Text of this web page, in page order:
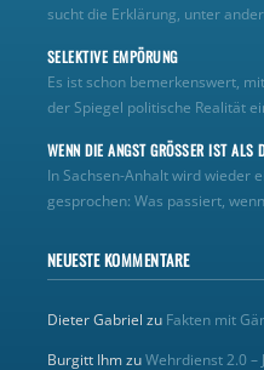
sucht die Erklärung, unter
SELEKTIVE EMPÖRUNG
Es ist schon bemerkenswert,
der Spiegel politische Realität
WENN DIE ANGST GRÖSSER IST ALS
In Sachsen-Anhalt wird wieder
gesprochen: Was passiert,
NEUESTE KOMMENTARE
Dieter Gabriel zu Fakten mit
Burgitt IhmzuWehrdienst 2.0 –